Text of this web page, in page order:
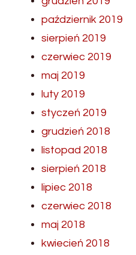
październik 2019
sierpień 2019
czerwiec 2019
maj 2019
luty 2019
styczeń 2019
grudzień 2018
listopad 2018
sierpień 2018
lipiec 2018
czerwiec 2018
maj 2018
kwiecień 2018